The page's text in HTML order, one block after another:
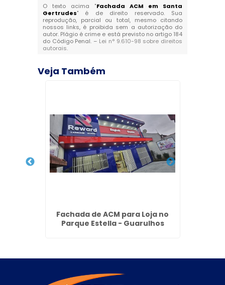
O texto acima "Fachada ACM em Santa
Gertrudes" é de direito reservado. Sua
reprodução, parcial ou total, mesmo citando
nossos links, é proibida sem a autorização do
autor. Plágio é crime e está previsto no artigo 184
do Código Penal. – Lei n° 9.610-98 sobre direitos
autorais.
Veja Também
Fachada de ACM para Loja no
Parque Estella - Guarulhos